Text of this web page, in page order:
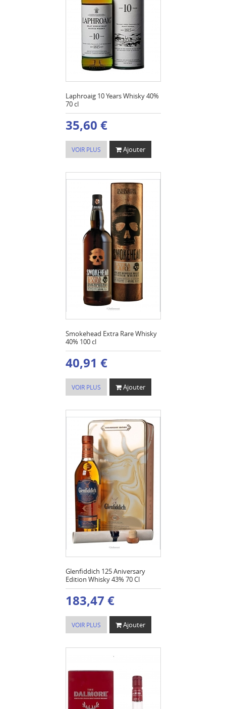
Laphroaig 10 Years Whisky 40%
70 cl
35,60 €
VOIR PLUS Ajouter
Smokehead Extra Rare Whisky
40% 100 cl
40,91 €
VOIR PLUS Ajouter
Glenfiddich 125 Aniversary
Edition Whisky 43% 70 Cl
183,47 €
VOIR PLUS Ajouter